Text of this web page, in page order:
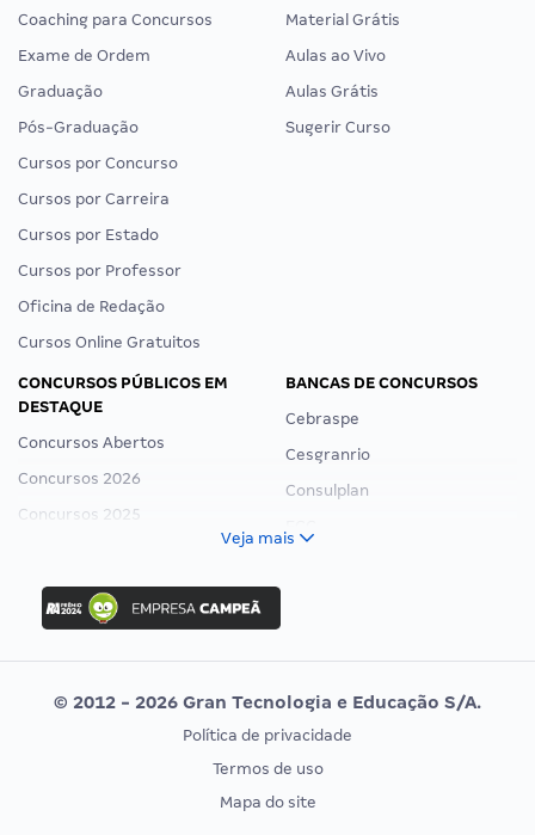
Coaching para Concursos
Exame de Ordem
Graduação
Pós-Graduação
Cursos por Concurso
Cursos por Carreira
Cursos por Estado
Cursos por Professor
Oficina de Redação
Cursos Online Gratuitos
Material Grátis
Aulas ao Vivo
Aulas Grátis
Sugerir Curso
CONCURSOS PÚBLICOS EM
DESTAQUE
Concursos Abertos
Concursos 2026
Concursos 2025
Concurso Ibama
Concurso MPU
Editais publicados
BANCAS DE CONCURSOS
Cebraspe
Cesgranrio
Consulplan
Vunesp
CONCURSOS POR PROFISSÃO
EXAME DE ORDEM
Veja mais
© 2012 - 2026 Gran Tecnologia e Educação S/A.
Política de privacidade
Termos de uso
Mapa do site